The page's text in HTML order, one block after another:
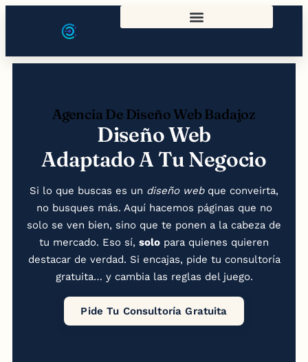
Agencia De Diseño Web Badajoz
Diseño Web
Adaptado A Tu Negocio
Si lo que buscas es un diseño webque conveirta,
no busques más. Aquí hacemos páginas que no
solo se ven bien, sino que te ponen a la cabeza de
tu mercado. Eso sí, solo para quienes quieren
destacar de verdad. Si encajas, pide tu consultoría
gratuita… y cambia las reglas del juego.
Pide Tu Consultoría Gratuita